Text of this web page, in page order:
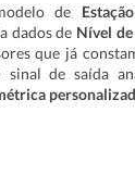
de
dados de Nível
que já
sinal de saída